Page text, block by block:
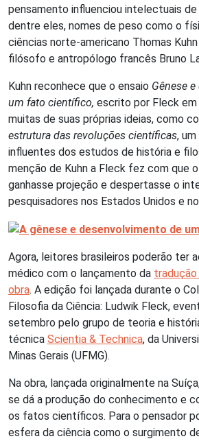
pensamento influenciou intelectuais
dentre eles, nomes de peso como o
ciências norte-americano Thomas
filósofo e antropólogo francês Bruno
Kuhn reconhece que o ensaio Gênese
um fato científico, escrito por Fleck
muitas de suas próprias ideias, como
estrutura das revoluções científicas,
influentes dos estudos de história e
menção de Kuhn a Fleck fez com que
ganhasse projeção e despertasse o
pesquisadores nos Estados Unidos e
Agora, leitores brasileiros poderão ter
médico com o lançamento da
obra. A edição foi lançada durante o
Filosofia da Ciência: Ludwik Fleck,
setembro pelo grupo de teoria e
técnica Scientia & Technica, da
Minas Gerais (UFMG).
Na obra, lançada originalmente na
se dá a produção do conhecimento e
os fatos científicos. Para o pensador
esfera da ciência como o surgimento